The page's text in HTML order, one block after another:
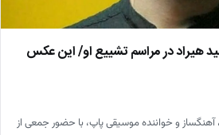
هیراد در مراسم تشییع او/ این عکس
و خواننده موسیقی پاپ، با حضور جمعی از